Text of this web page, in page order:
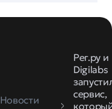
Новости
Рег.ру и
Digilabs
сервис,